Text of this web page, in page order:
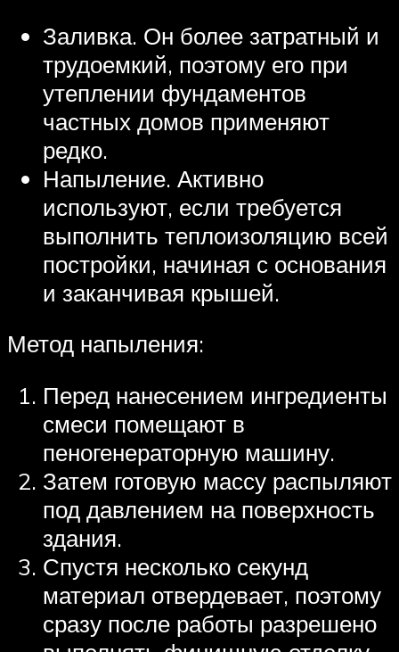
Заливка. Он более затратный и
трудоемкий, поэтому его при
утеплении фундаментов
частных домов применяют
редко.
Напыление. Активно
используют, если требуется
выполнить теплоизоляцию всей
постройки, начиная с основания
и заканчивая крышей.
Метод напыления:
Перед нанесением ингредиенты
смеси помещают в
пеногенераторную машину.
Затем готовую массу распыляют
под давлением на поверхность
здания.
Спустя несколько секунд
материал отвердевает, поэтому
сразу после работы разрешено